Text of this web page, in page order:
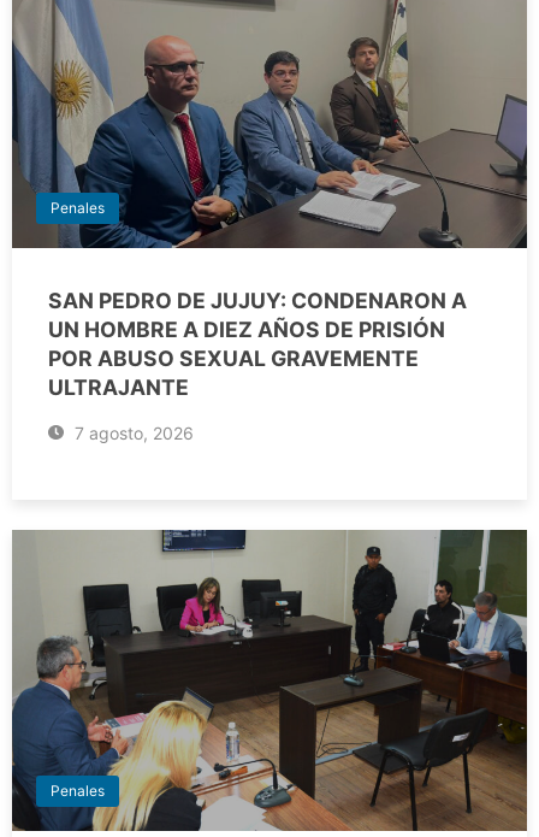
Penales
SAN PEDRO DE JUJUY: CONDENARON A
UN HOMBRE A DIEZ AÑOS DE PRISIÓN
POR ABUSO SEXUAL GRAVEMENTE
ULTRAJANTE
7 agosto, 2026
Penales